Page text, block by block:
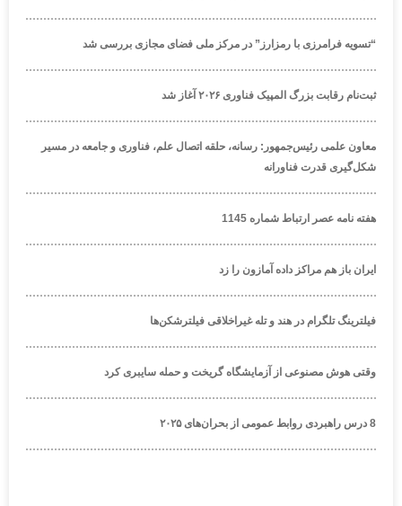
“تسویه فرامرزی با رمزارز” در مرکز ملی فضای مجازی بررسی شد
ثبت‌نام رقابت بزرگ المپیک فناوری ۲۰۲۶ آغاز شد
معاون علمی رئیس‌جمهور: رسانه، حلقه اتصال علم، فناوری و جامعه در مسیر
شکل‌گیری قدرت فناورانه
هفته نامه عصر ارتباط شماره 1145
ایران باز هم مراکز داده آمازون را زد
فیلترینگ تلگرام در هند و تله غیراخلاقی فیلترشکن‌ها
وقتی هوش مصنوعی از آزمایشگاه گریخت و حمله سایبری کرد
8 درس راهبردی روابط عمومی از بحران‌های ۲۰۲۵